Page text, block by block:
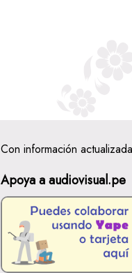
Con información
Apoya a audiovisual.pe